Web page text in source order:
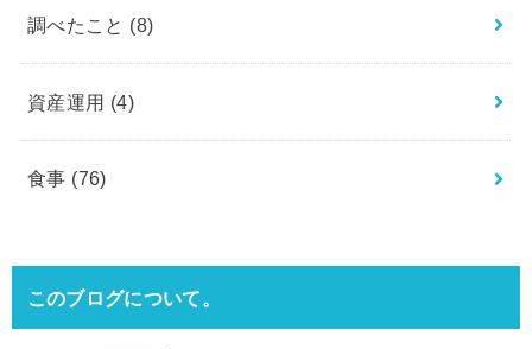
調べたこと (8)
資産運用 (4)
食事 (76)
このブログについて。